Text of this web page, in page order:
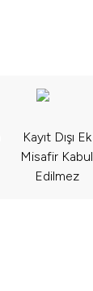
Kayıt Dışı Ek
Misafir Kabul
Edilmez